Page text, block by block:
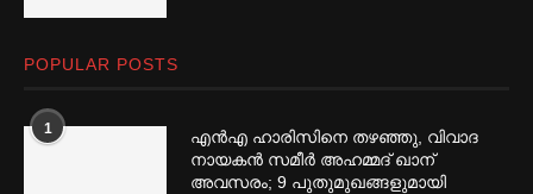
POPULAR POSTS
1
എൻഎ ഹാരിസിനെ തഴ‌‍ഞ്ഞു, വിവാദ
നായകൻ സമീര്‍ അഹമ്മദ് ഖാന്
അവസരം; 9 പുതുമുഖങ്ങളുമായി